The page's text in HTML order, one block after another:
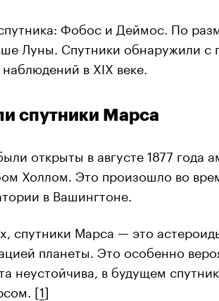
Фобос и Деймос. По
Луны. Спутники обнаружили
в XIX веке.
спутники Марса
открыты в августе 1877 года
Холлом. Это произошло во
в Вашингтоне.
спутники Марса — это
планеты. Это особенно
неустойчива, в будущем
[1]